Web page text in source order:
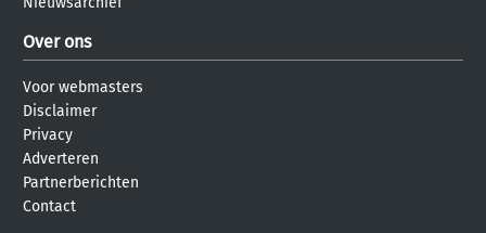
Over ons
Voor webmasters
Disclaimer
Privacy
Adverteren
Partnerberichten
Contact